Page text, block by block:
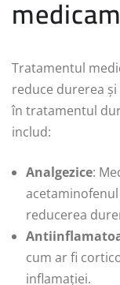
Tratamentul
reduce durerea
în tratamentul
includ:
Analgezice:
reducerea
cum ar fi
inflamației.